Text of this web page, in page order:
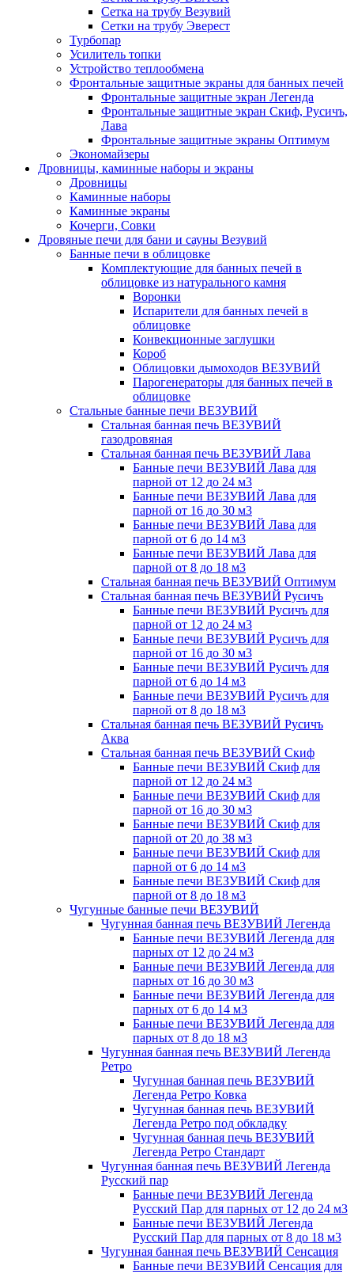
Сетка на трубу Везувий
Сетки на трубу Эверест
Турбопар
Усилитель топки
Устройство теплообмена
Фронтальные защитные экраны для банных печей
Фронтальные защитные экран Легенда
Фронтальные защитные экран Скиф, Русичъ,
Лава
Фронтальные защитные экраны Оптимум
Экономайзеры
Дровницы, каминные наборы и экраны
Дровницы
Каминные наборы
Каминные экраны
Кочерги, Совки
Дровяные печи для бани и сауны Везувий
Банные печи в облицовке
Комплектующие для банных печей в
облицовке из натурального камня
Воронки
Испарители для банных печей в
облицовке
Конвекционные заглушки
Короб
Облицовки дымоходов ВЕЗУВИЙ
Парогенераторы для банных печей в
облицовке
Стальные банные печи ВЕЗУВИЙ
Стальная банная печь ВЕЗУВИЙ
газодровяная
Стальная банная печь ВЕЗУВИЙ Лава
Банные печи ВЕЗУВИЙ Лава для
парной от 12 до 24 м3
Банные печи ВЕЗУВИЙ Лава для
парной от 16 до 30 м3
Банные печи ВЕЗУВИЙ Лава для
парной от 6 до 14 м3
Банные печи ВЕЗУВИЙ Лава для
парной от 8 до 18 м3
Стальная банная печь ВЕЗУВИЙ Оптимум
Стальная банная печь ВЕЗУВИЙ Русичъ
Банные печи ВЕЗУВИЙ Русичъ для
парной от 12 до 24 м3
Банные печи ВЕЗУВИЙ Русичъ для
парной от 16 до 30 м3
Банные печи ВЕЗУВИЙ Русичъ для
парной от 6 до 14 м3
Банные печи ВЕЗУВИЙ Русичъ для
парной от 8 до 18 м3
Стальная банная печь ВЕЗУВИЙ Русичъ
Аква
Стальная банная печь ВЕЗУВИЙ Скиф
Банные печи ВЕЗУВИЙ Скиф для
парной от 12 до 24 м3
Банные печи ВЕЗУВИЙ Скиф для
парной от 16 до 30 м3
Банные печи ВЕЗУВИЙ Скиф для
парной от 20 до 38 м3
Банные печи ВЕЗУВИЙ Скиф для
парной от 6 до 14 м3
Банные печи ВЕЗУВИЙ Скиф для
парной от 8 до 18 м3
Чугунные банные печи ВЕЗУВИЙ
Чугунная банная печь ВЕЗУВИЙ Легенда
Банные печи ВЕЗУВИЙ Легенда для
парных от 12 до 24 м3
Банные печи ВЕЗУВИЙ Легенда для
парных от 16 до 30 м3
Банные печи ВЕЗУВИЙ Легенда для
парных от 6 до 14 м3
Банные печи ВЕЗУВИЙ Легенда для
парных от 8 до 18 м3
Чугунная банная печь ВЕЗУВИЙ Легенда
Ретро
Чугунная банная печь ВЕЗУВИЙ
Легенда Ретро Ковка
Чугунная банная печь ВЕЗУВИЙ
Легенда Ретро под обкладку
Чугунная банная печь ВЕЗУВИЙ
Легенда Ретро Стандарт
Чугунная банная печь ВЕЗУВИЙ Легенда
Русский пар
Банные печи ВЕЗУВИЙ Легенда
Русский Пар для парных от 12 до 24 м3
Банные печи ВЕЗУВИЙ Легенда
Русский Пар для парных от 8 до 18 м3
Чугунная банная печь ВЕЗУВИЙ Сенсация
Банные печи ВЕЗУВИЙ Сенсация для